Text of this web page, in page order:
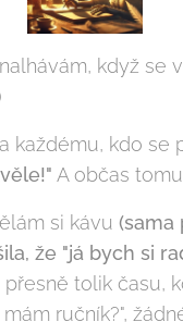
když se
každému, kdo se
A občas
si kávu (sama
že "já bych si
tolik času,
ručník?",